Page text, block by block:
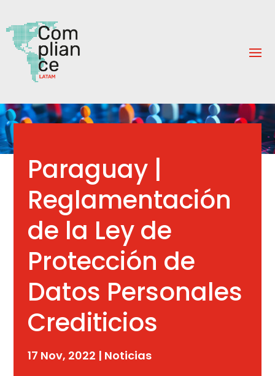
Paraguay |
Reglamentación
de la Ley de
Protección de
Datos Personales
Crediticios
17 Nov, 2022 | Noticias